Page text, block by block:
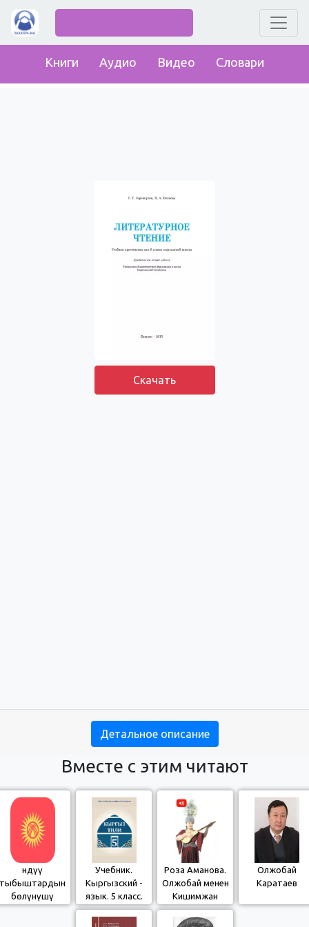
Книги Аудио Видео Словари
Скачать
Детальное описание
Вместе с этим читают
Үндүү
тыбыштардын
бөлүнүшү
Учебник.
Кыргызский -
язык. 5 класс.
КШ
Роза Аманова.
Олжобай менен
Кишимжан
(үзүндү)
Олжобай
Каратаев